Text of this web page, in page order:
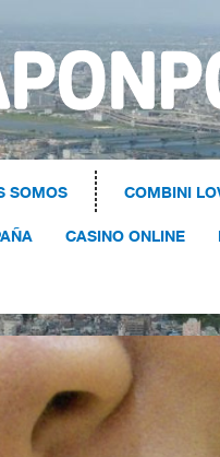
SOMOS COMBINI
CASINO ONLINE